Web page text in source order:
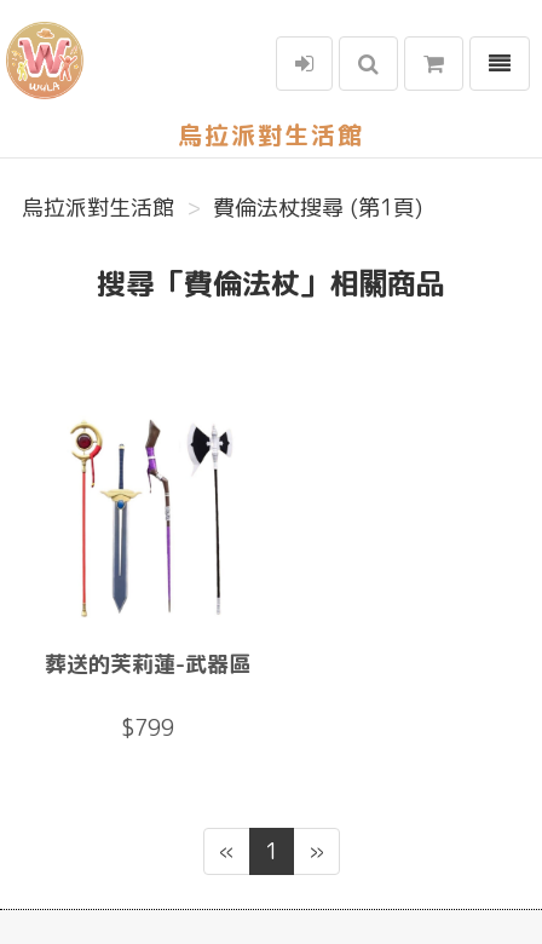
烏拉派對生活館
選單
烏拉派對生活館 費倫法杖搜尋 (第1頁)
搜尋「費倫法杖」相關商品
葬送的芙莉蓮-武器區
$799
« 1 »